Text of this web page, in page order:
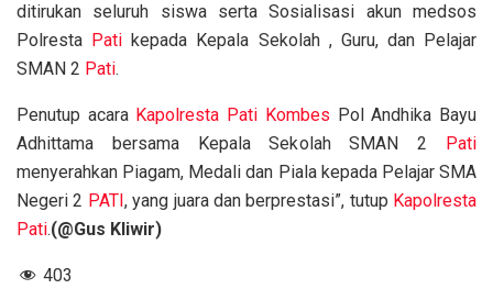
ditirukan seluruh siswa serta Sosialisasi akun medsos
Polresta Pati kepada Kepala Sekolah , Guru, dan Pelajar
SMAN 2 Pati.
Penutup acara Kapolresta Pati Kombes Pol Andhika Bayu
Adhittama bersama Kepala Sekolah SMAN 2 Pati
menyerahkan Piagam, Medali dan Piala kepada Pelajar SMA
Negeri 2 PATI, yang juara dan berprestasi”, tutup Kapolresta
Pati.(@Gus Kliwir)
403